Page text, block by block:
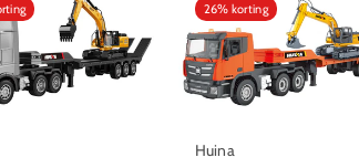
26% korting
Huina